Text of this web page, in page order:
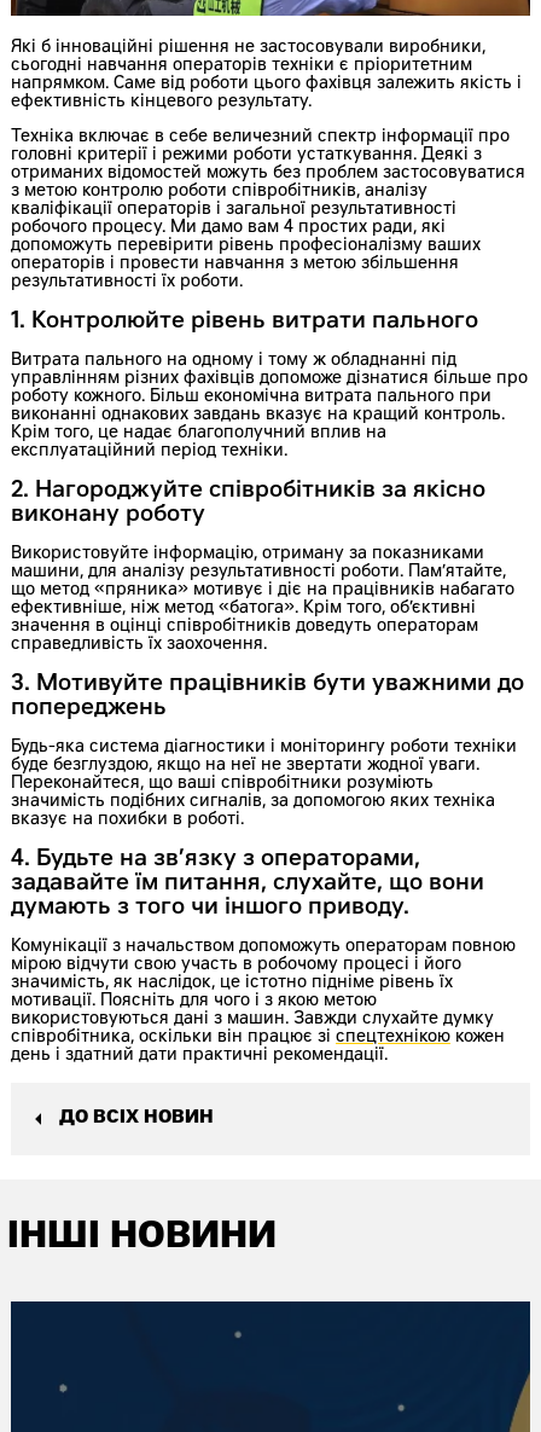
Які б інноваційні рішення не застосовували виробники,
сьогодні навчання операторів техніки є пріоритетним
напрямком. Саме від роботи цього фахівця залежить якість і
ефективність кінцевого результату.
Техніка включає в себе величезний спектр інформації про
головні критерії і режими роботи устаткування. Деякі з
отриманих відомостей можуть без проблем застосовуватися
з метою контролю роботи співробітників, аналізу
кваліфікації операторів і загальної результативності
робочого процесу. Ми дамо вам 4 простих ради, які
допоможуть перевірити рівень професіоналізму ваших
операторів і провести навчання з метою збільшення
результативності їх роботи.
1. Контролюйте рівень витрати пального
Витрата пального на одному і тому ж обладнанні під
управлінням різних фахівців допоможе дізнатися більше про
роботу кожного. Більш економічна витрата пального при
виконанні однакових завдань вказує на кращий контроль.
Крім того, це надає благополучний вплив на
експлуатаційний період техніки.
2. Нагороджуйте співробітників за якісно
виконану роботу
Використовуйте інформацію, отриману за показниками
машини, для аналізу результативності роботи. Пам’ятайте,
що метод «пряника» мотивує і діє на працівників набагато
ефективніше, ніж метод «батога». Крім того, об’єктивні
значення в оцінці співробітників доведуть операторам
справедливість їх заохочення.
3. Мотивуйте працівників бути уважними до
попереджень
Будь-яка система діагностики і моніторингу роботи техніки
буде безглуздою, якщо на неї не звертати жодної уваги.
Переконайтеся, що ваші співробітники розуміють
значимість подібних сигналів, за допомогою яких техніка
вказує на похибки в роботі.
4. Будьте на зв’язку з операторами,
задавайте їм питання, слухайте, що вони
думають з того чи іншого приводу.
Комунікації з начальством допоможуть операторам повною
мірою відчути свою участь в робочому процесі і його
значимість, як наслідок, це істотно підніме рівень їх
мотивації. Поясніть для чого і з якою метою
використовуються дані з машин. Завжди слухайте думку
співробітника, оскільки він працює зі спецтехнікою кожен
день і здатний дати практичні рекомендації.
ДО ВСІХ НОВИН
ІНШІ НОВИНИ